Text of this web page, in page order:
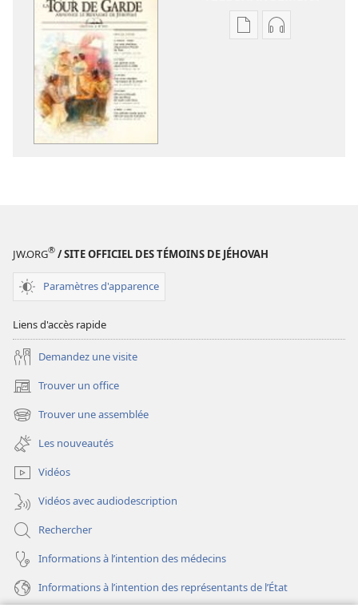
OptionsOptions
JW.ORG® / SITE OFFICIEL DES TÉMOINS DE JÉHOVAH
Paramètres d'apparence
Liens d'accès rapide
Demandez une visite
Trouver un office
(ouvre
une
nouvelle
fenêtre)
Trouver une assemblée
(ouvre
une
nouvelle
fenêtre)
Les nouveautés
Vidéos
Vidéos avec audiodescription
Rechercher
Informations à l’intention des médecins
Informations à l’intention des représentants de l’État